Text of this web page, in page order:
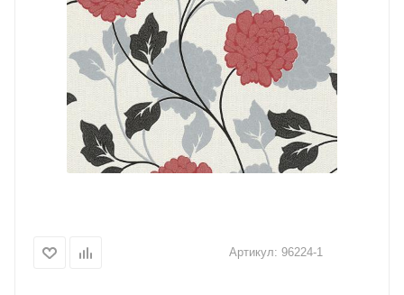
Артикул: 96224-1